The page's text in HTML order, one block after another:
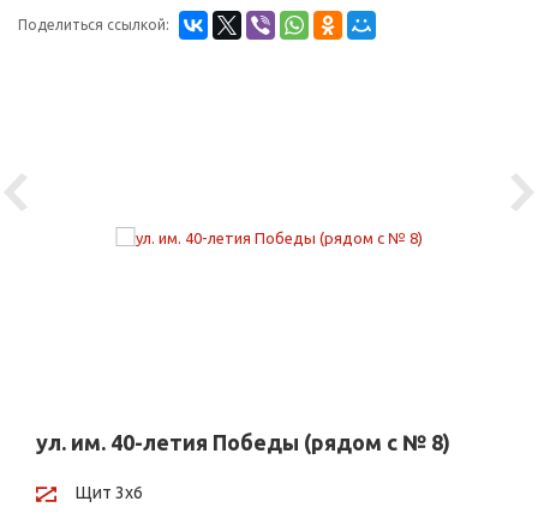
Поделиться ссылкой:
Previous
ул. им. 40-летия Победы (рядом с № 8)
Щит 3х6